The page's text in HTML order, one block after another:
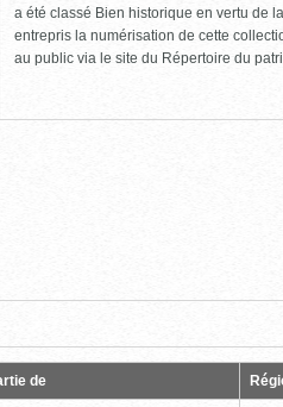
a été classé Bien historique en vertu de
entrepris la numérisation de cette
au public via le site du Répertoire du
de